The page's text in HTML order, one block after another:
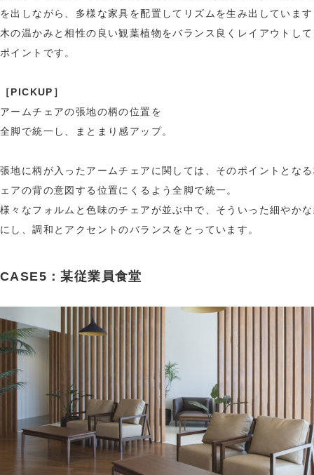
を出しながら、多様な家具を配置してリズムを生み出していま
木の温かみと相性の良い観葉植物をバランス良くレイアウトし
ポイントです。
［PICKUP］
アームチェアの張地の柄の位置を
全脚で統一し、まとまり感アップ。
張地に柄が入ったアームチェアに関しては、そのポイントとな
ェアの背の意図する位置にくるよう全脚で統一。
様々なフォルムと色味のチェアが並ぶ中で、そういった細やか
にし、調和とアクセントのバランスをとっています。
CASE5：某従業員食堂